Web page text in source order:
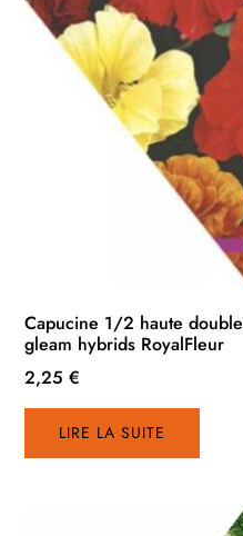
Capucine 1/2 haute double
gleam hybrids RoyalFleur
2,25€
LIRE LA SUITE